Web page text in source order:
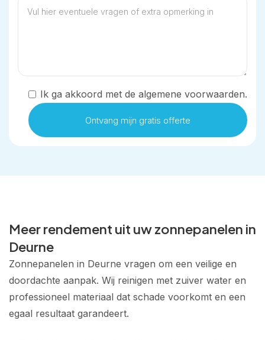
Ik ga akkoord met de algemene voorwaarden.
Meer rendement uit uw zonnepanelen in
Deurne
Zonnepanelen in Deurne vragen om een veilige en
doordachte aanpak. Wij reinigen met zuiver water en
professioneel materiaal dat schade voorkomt en een
egaal resultaat garandeert.